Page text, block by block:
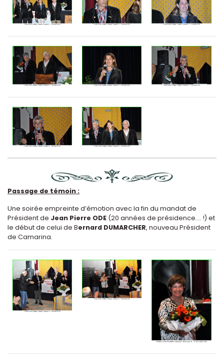
Passage de témoin :
Une soirée empreinte d’émotion avec la fin du mandat de
Président de Jean Pierre ODE (20 années de présidence…. !) et
le début de celui de Bernard DUMARCHER, nouveau Président
de Camarina.